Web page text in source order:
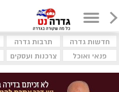
חדשות גדרה תרבות גדרה
פנאי ואוכל
צרכנות ועסקים